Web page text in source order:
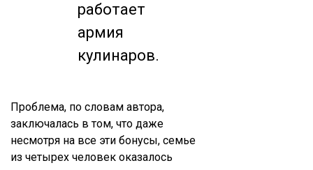
работает
армия
кулинаров.
Проблема, по словам автора,
заключалась в том, что даже
несмотря на все эти бонусы, семье
из четырех человек оказалось